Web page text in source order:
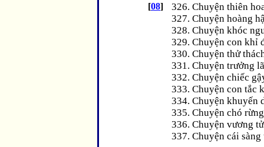
[08]
326. Chuyện thiên
327. Chuyện hoàng
328. Chuyện khóc
329. Chuyện con khỉ
330. Chuyện thử
331. Chuyện trưởng
332. Chuyện chiếc
333. Chuyện con tắc
334. Chuyện khuyến
335. Chuyện chó
336. Chuyện vương
337. Chuyện cái